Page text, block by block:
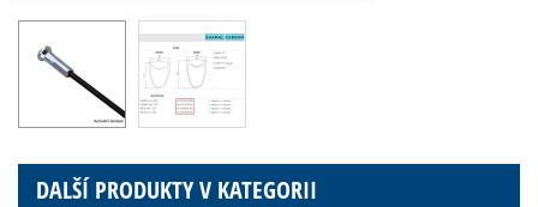
DALŠÍ PRODUKTY V KATEGORII